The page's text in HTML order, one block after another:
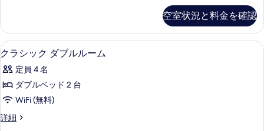
条
件
べ
て
の
写
真
を
表
(Atelier)
の
詳
空室状況と料金を確認
ク
ラ
シ
ッ
ク
ダ
エジプト綿のシーツ、高級寝具、羽
5
クラシック ダブルルーム
定員 4 名
ダブルベッド 2 台
WiFi (無料)
詳細
ク